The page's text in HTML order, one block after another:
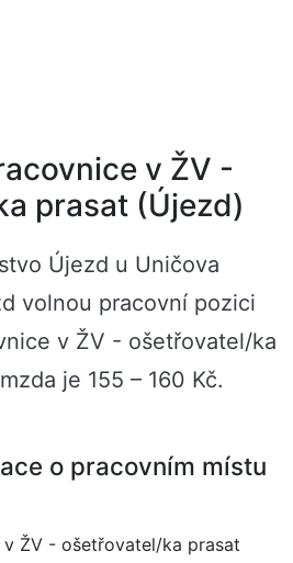
v ŽV -
prasat (Újezd)
Újezd u Uničova
volnou pracovní pozici
v ŽV - ošetřovatel/ka
je 155 – 160 Kč.
o pracovním místu
ŽV - ošetřovatel/ka prasat